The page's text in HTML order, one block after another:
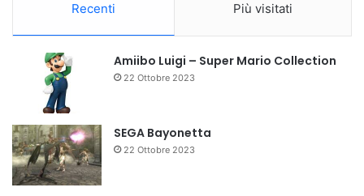
Recenti Più visitati
Amiibo Luigi – Super Mario Collection
22 Ottobre 2023
SEGA Bayonetta
22 Ottobre 2023